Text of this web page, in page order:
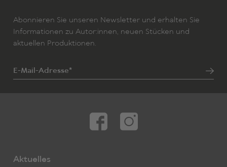
Abonnieren Sie unseren Newsletter und erhalten Sie
Informationen zu Autor:innen, neuen Stücken und
aktuellen Produktionen.
E-Mail-Adresse*
Aktuelles